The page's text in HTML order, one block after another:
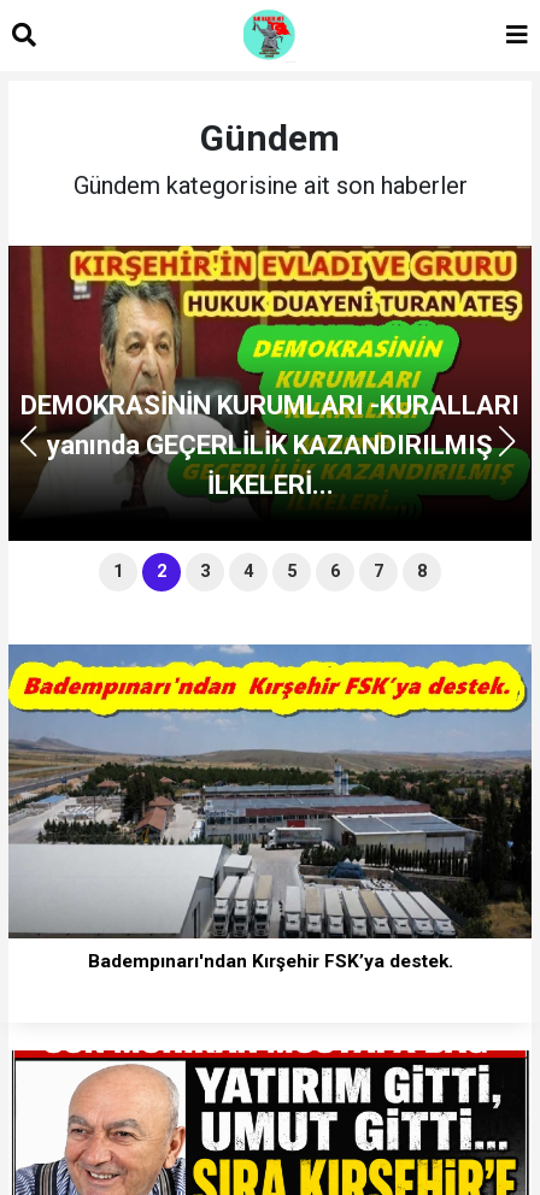
Gündem
Gündem kategorisine ait son haberler
DEMOKRASİNİN KURUMLARI -KURALLARI
yanında GEÇERLİLİK KAZANDIRILMIŞ
İLKELERİ...
1 2 3 4 5 6 7 8
Badempınarı'ndan Kırşehir FSK’ya destek.